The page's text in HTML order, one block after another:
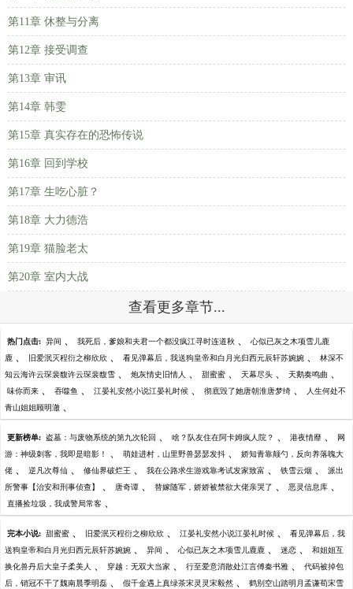
第11章 休整与分离
第12章 接受调查
第13章 审讯
第14章 韩雯
第15章 真实存在的恐怖传说
第16章 回到学校
第17章 生吃心脏？
第18章 大力德浩
第19章 猫脸老太
第20章 室内大战
查看更多章节...
热门点击: 异间 、 我死后，爹娘和夫君一个都没疯江寻时连道秋 、 心似已灰之木项雪儿鹿
鹿 、 旧爱泯灭程衍之柳欣欣 、 看见弹幕后，我送狗皇帝和白月光归西元辰轩苏婉婉 、 林深不
知云海许云琛裴馥许云琛裴馥雪 、 炮灰情史旧情人 、 甜蜜蜜 、 天幕尽头 、 天鹅奏鸣曲 、
味你而来 、 吞噬鱼 、 江晏礼安然小说江晏礼时候 、 彻底毁了她唐朝淮唐梦绮 、 人生何处不
青山姐姐顾明澈 、
更新榜单: 盗墓：与废物系统的第九次轮回 、 啥？队友住在阿卡姆疯人院？ 、 港夜情靡 、 网
游：神级刺客，我即是暗影！ 、 萌娃进村，山里野兽瑟瑟发抖 、 娇知青靠颠勺，反向养落魄大
佬 、 逆凡次尊仙 、 修仙界破烂王 、 我在公路求生游戏靠考试发家致富 、 铁雪云烟 、 派出
所警事【治安和刑事侦查】 、 唐奇谭 、 替嫁随军，娇娇被禁欲大佬亲哭了 、 恶灵信息库 、
直播捡垃圾，我成警局常客 、
完本小说: 甜蜜蜜 、 旧爱泯灭程衍之柳欣欣 、 江晏礼安然小说江晏礼时候 、 看见弹幕后，我
送狗皇帝和白月光归西元辰轩苏婉婉 、 异间 、 心似已灰之木项雪儿鹿鹿 、 迷恋 、 和姐姐互
换化兽丹后大皇子柔美人 、 穿越：无双大当家 、 行至爱意消散处江言傅秦书雅 、 代码被掉包
后，销冠不干了魏南晨季明磊 、 假千金遇上真绿茶宋灵灵宋毅然 、 鹤别空山踏明月孟谦荀宋雪